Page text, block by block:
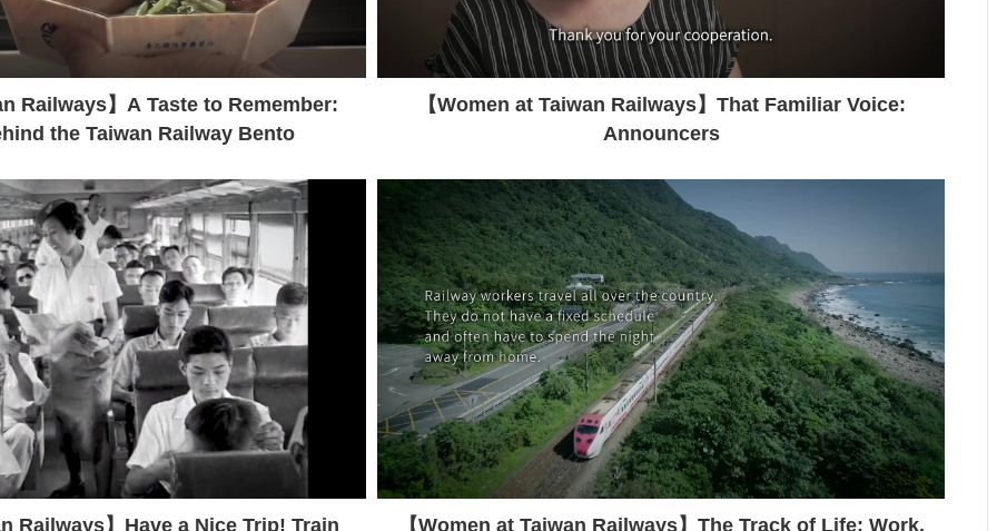
Railways】A Taste to Remember:
the Taiwan Railway Bento
【Women at Taiwan Railways】That Familiar Voice:
Announcers
Railways】Have a Nice Trip! Train 【Women at Taiwan Railways】The Track of Life: Work,